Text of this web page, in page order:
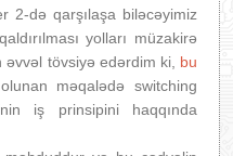
2-də qarşılaşa biləcəyimiz
yolları müzakirə
tövsiyə edərdim ki, bu
məqalədə switching
iş prinsipini haqqında